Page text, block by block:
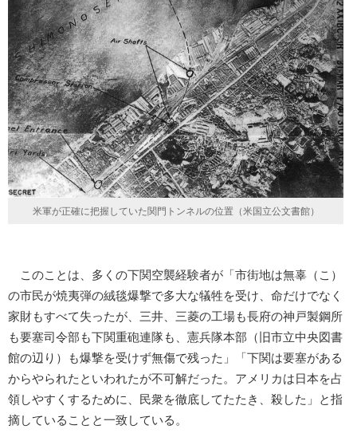
米軍が正確に把握していた関門トンネルの位置（米国立公文書館）
このことは、多くの下関空襲経験者が「市街地は無辜（こ）
の市民が焼夷弾の絨毯爆撃で多大な犠牲を受け、命だけでなく
家財もすべて失ったが、三井、三菱の工場も長府の神戸製鋼所
も要塞司令部も下関重砲連隊も、憲兵隊本部（旧市立中央図書
館の辺り）も爆撃を受けず無傷で残った」「下関は要塞がある
からやられたといわれたが不可解だった。アメリカは日本を占
領しやすくするために、民衆を徹底してたたき、殺した」と指
摘していることと一致している。